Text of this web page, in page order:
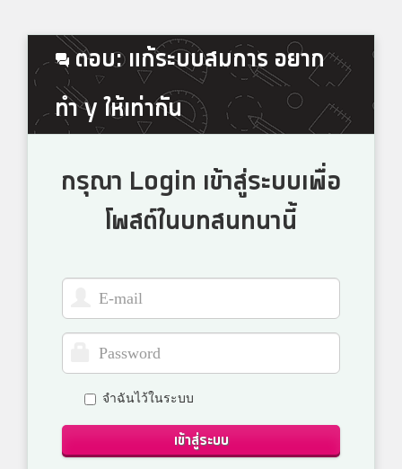
ตอบ: แก้ระบบสมการ อยาก
ทำ y ให้เท่ากัน
กรุณา Login เข้าสู่ระบบเพื่อ
โพสต์ในบทสนทนานี้
จำฉันไว้ในระบบ
เข้าสู่ระบบ